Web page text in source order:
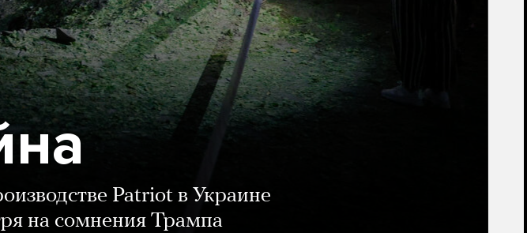
Patriot в Украине
на сомнения Трампа